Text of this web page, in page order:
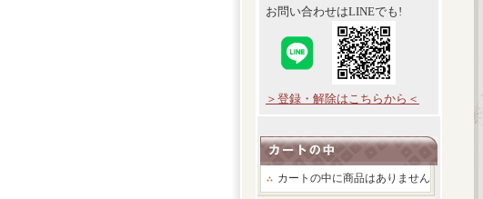
お問い合わせはLINEでも!
＞登録・解除はこちらから＜
カートの中に商品はありません